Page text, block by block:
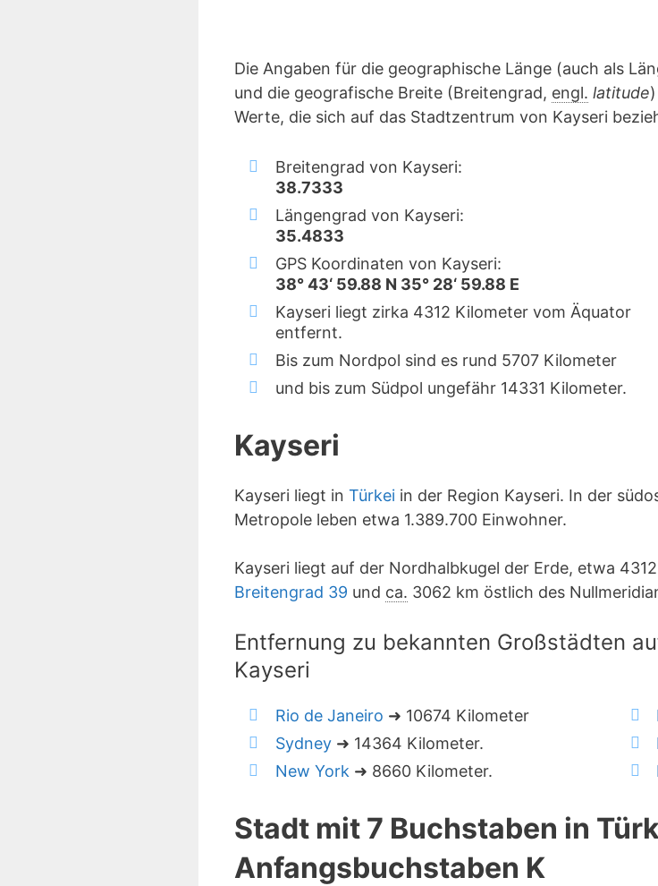
Die Angaben für die geographische Länge (auch als
und die geografische Breite (Breitengrad, engl. latitude
Werte, die sich auf das Stadtzentrum von Kayseri
Breitengrad von Kayseri:
38.7333
Längengrad von Kayseri:
35.4833
GPS Koordinaten von Kayseri:
38° 43‘ 59.88 N 35° 28‘ 59.88 E
Kayseri liegt zirka 4312 Kilometer vom Äquator
entfernt.
Bis zum Nordpol sind es rund 5707 Kilometer
und bis zum Südpol ungefähr 14331 Kilometer.
Kayseri
Kayseri liegt in Türkei in der Region Kayseri. In der
Metropole leben etwa 1.389.700 Einwohner.
Kayseri liegt auf der Nordhalbkugel der Erde, etwa
Breitengrad 39 und ca. 3062 km östlich des
Entfernung zu bekannten Großstädten
Kayseri
Rio de Janeiro ➜ 10674 Kilometer
Sydney ➜ 14364 Kilometer.
New York ➜ 8660 Kilometer.
Stadt mit 7 Buchstaben in
Anfangsbuchstaben K